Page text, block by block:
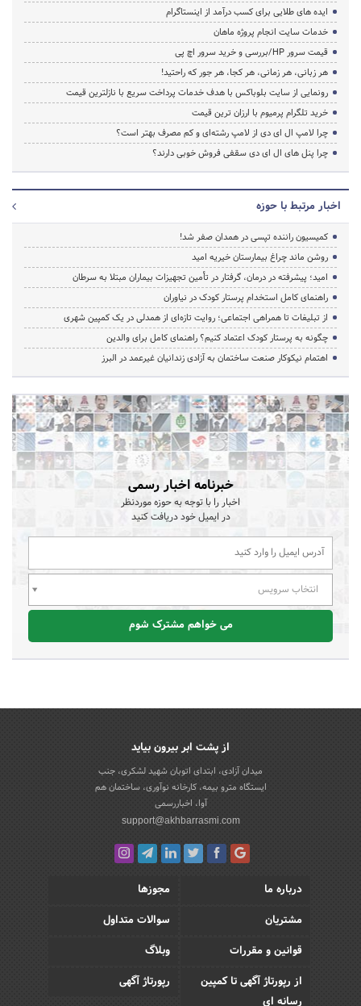
ایده های طلایی برای کسب درآمد از اینستاگرام
خدمات سایت انجام پروژه ماهان
قیمت سرور HP/بررسی و خرید سرور اچ پی
هر زبانی، هر زمانی، هر کجا، هر جور که راحتید!
رونمایی از سایت بلوباکس با هدف خدمات پرداخت سریع با نازلترین قیمت
خرید تلگرام پرمیوم با ارزان ترین قیمت
چرا لامپ ال ای دی از لامپ رشته‌ای و کم مصرف بهتر است؟
چرا پنل های ال ای دی سقفی فروش خوبی دارند؟
اخبار مرتبط با حوزه
کمیسیون راننده تپسی در همدان صفر شد!
روشن ماند چراغ بیمارستان خیریه امید
امید؛ پیشرفته در درمان، گرفتار در تأمین تجهیزات بیماران مبتلا به سرطان
راهنمای کامل استخدام پرستار کودک در نیاوران
از تبلیغات تا همراهی اجتماعی؛ روایت تازه‌ای از همدلی در یک کمپین شهری
چگونه به پرستار کودک اعتماد کنیم؟ راهنمای کامل برای والدین
اهتمام نیکوکار صنعت ساختمان به آزادی زندانیان غیرعمد در البرز
خبرنامه اخبار رسمی
اخبار را با توجه به حوزه موردنظر
در ایمیل خود دریافت کنید
انتخاب سرویس
می خواهم مشترک شوم
از پشت ابر بیرون بیاید
میدان آزادی، ابتدای اتوبان شهید لشکری، جنب
ایستگاه مترو بیمه، کارخانه نوآوری، ساختمان هم
آوا، اخباررسمی
support@akhbarrasmi.com
درباره ما
مجوزها
مشتریان
سوالات متداول
قوانین و مقررات
وبلاگ
از رپورتاژ آگهی تا کمپین
رسانه ای
رپورتاژ آگهی